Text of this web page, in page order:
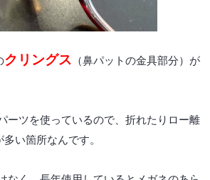
クリングス （鼻パットの金具部分）が
ーツを使っているので、折れたりロー離
い箇所なんです。